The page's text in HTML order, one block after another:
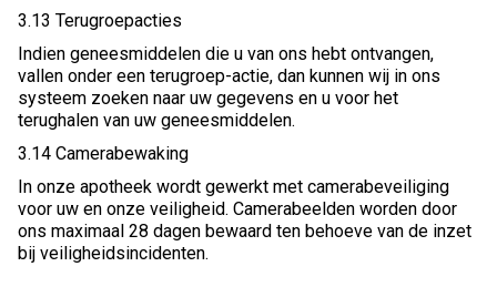
3.13 Terugroepacties
Indien geneesmiddelen die u van ons hebt ontvangen,
vallen onder een terugroep-actie, dan kunnen wij in ons
systeem zoeken naar uw gegevens en u voor het
terughalen van uw geneesmiddelen.
3.14 Camerabewaking
In onze apotheek wordt gewerkt met camerabeveiliging
voor uw en onze veiligheid. Camerabeelden worden door
ons maximaal 28 dagen bewaard ten behoeve van de inzet
bij veiligheidsincidenten.